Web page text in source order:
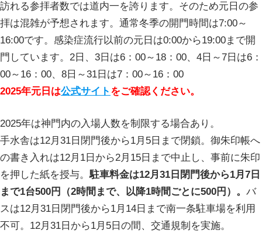
訪れる参拝者数では道内一を誇ります。そのため元日の参
拝は混雑が予想されます。通常冬季の開門時間は7:00～
16:00です。感染症流行以前の元日は0:00から19:00まで開
門しています。2日、3日は6：00～18：00、4日～7日は6：
00～16：00、8日～31日は7：00～16：00
2025年元日は公式サイト をご確認ください。
2025年は神門内の入場人数を制限する場合あり。
手水舎は12月31日閉門後から1月5日まで閉鎖。御朱印帳へ
の書き入れは12月1日から2月15日まで中止し、事前に朱印
を押した紙を授与。駐車料金は12月31日閉門後から1月7日
まで1台500円（2時間まで、以降1時間ごとに500円）。 バ
スは12月31日閉門後から1月14日まで南一条駐車場を利用
不可。12月31日から1月5日の間、交通規制を実施。